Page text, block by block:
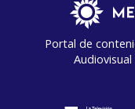
Portal de
Audiovisual